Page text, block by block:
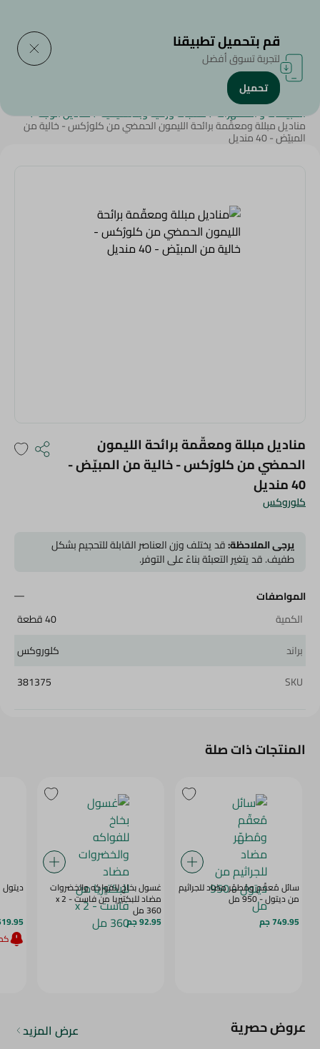
الرئيسية/الجمال والعناية الشخصية
المبيضات و المطهرات/منتجات ورقية وبلاستيكية/مناديل الوجه/
مناديل مبللة ومعقّمة برائحة الليمون الحمضي من كلورُكس - خالية من
المبيّض - 40 منديل
كلوروكس
مناديل مبللة ومعقّمة برائحة الليمون
الحمضي من كلورُكس - خالية من المبيّض -
40 منديل
يرجى الملاحظة:قد يختلف وزن العناصر القابلة للتحجيم بشكل
طفيف. قد يتغير التعبئة بناءً على التوفر.
المواصفات
الكمية
40 قطعة
براند
كلوروكس
SKU
381375
المنتجات ذات صلة
سائل مُعقّم ومُطهّر مضاد للجراثيم
من ديتول - 950 مل
749.95 جم
غسول بخاخ للفواكه والخضروات
مضاد للبكتيريا من فاست - 2 x
360 مل
92.95 جم
ديتول
519.95
عروض حصرية عرض المزيد
قم بتحميل تطبيقنا
لتجربة تسوق أفضل
تحميل